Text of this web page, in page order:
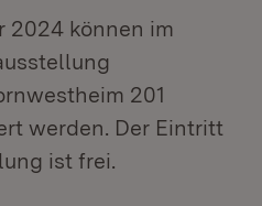
2024 können im
201
werden. Der Eintritt
ist frei.